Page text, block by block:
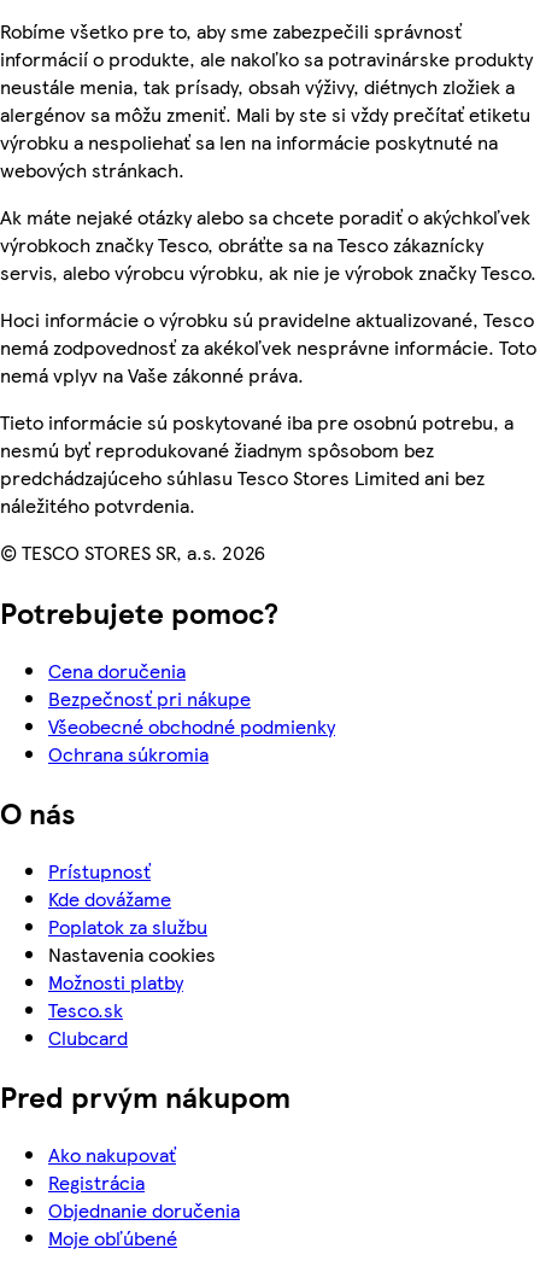
Robíme všetko pre to, aby sme zabezpečili správnosť
informácií o produkte, ale nakoľko sa potravinárske produkty
neustále menia, tak prísady, obsah výživy, diétnych zložiek a
alergénov sa môžu zmeniť. Mali by ste si vždy prečítať etiketu
výrobku a nespoliehať sa len na informácie poskytnuté na
webových stránkach.
Ak máte nejaké otázky alebo sa chcete poradiť o akýchkoľvek
výrobkoch značky Tesco, obráťte sa na Tesco zákaznícky
servis, alebo výrobcu výrobku, ak nie je výrobok značky Tesco.
Hoci informácie o výrobku sú pravidelne aktualizované, Tesco
nemá zodpovednosť za akékoľvek nesprávne informácie. Toto
nemá vplyv na Vaše zákonné práva.
Tieto informácie sú poskytované iba pre osobnú potrebu, a
nesmú byť reprodukované žiadnym spôsobom bez
predchádzajúceho súhlasu Tesco Stores Limited ani bez
náležitého potvrdenia.
© TESCO STORES SR, a.s. 2026
Potrebujete pomoc?
Cena doručenia
Bezpečnosť pri nákupe
Všeobecné obchodné podmienky
Ochrana súkromia
O nás
Prístupnosť
Kde dovážame
Poplatok za službu
Nastavenia cookies
Možnosti platby
Tesco.sk
Clubcard
Pred prvým nákupom
Ako nakupovať
Registrácia
Objednanie doručenia
Moje obľúbené